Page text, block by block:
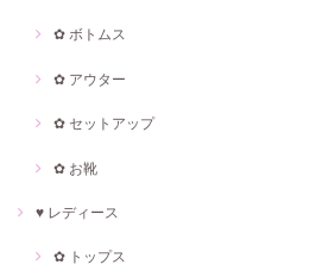
✿ ボトムス
✿ アウター
✿ セットアップ
✿ お靴
♥ レディース
✿ トップス